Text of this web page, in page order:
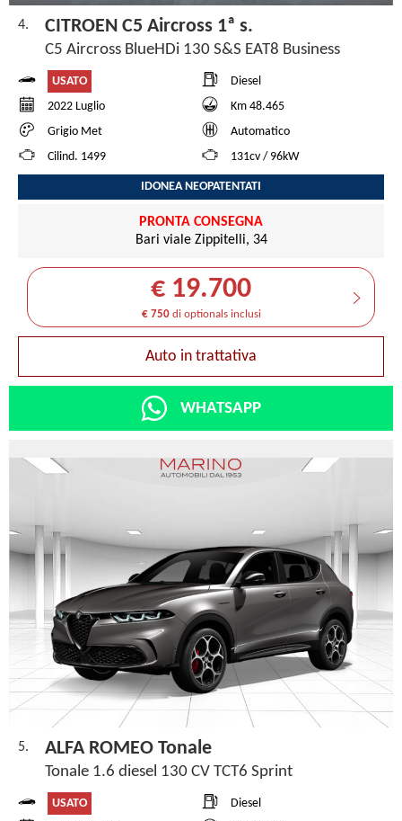
4. CITROEN C5 Aircross 1ª s.
C5 Aircross BlueHDi 130 S&S EAT8 Business
USATO
Diesel
2022 Luglio
Km 48.465
Grigio Met
Automatico
Cilind. 1499
131cv / 96kW
IDONEA NEOPATENTATI
PRONTA CONSEGNA
Bari viale Zippitelli, 34
€ 19.700
€ 750di optionals inclusi
Auto in trattativa
WHATSAPP
5. ALFA ROMEO Tonale
Tonale 1.6 diesel 130 CV TCT6 Sprint
USATO
Diesel